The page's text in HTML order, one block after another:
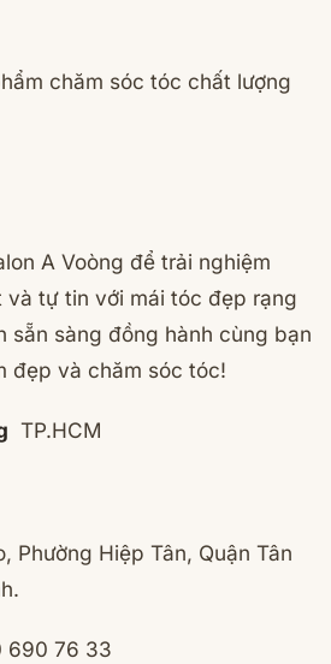
chăm sóc tóc chất lượng
A Voòng để trải nghiệm
tự tin với mái tóc đẹp rạng
sẵn sàng đồng hành cùng bạn
đẹp và chăm sóc tóc!
TP.HCM
Phường Hiệp Tân, Quận Tân
690 76 33